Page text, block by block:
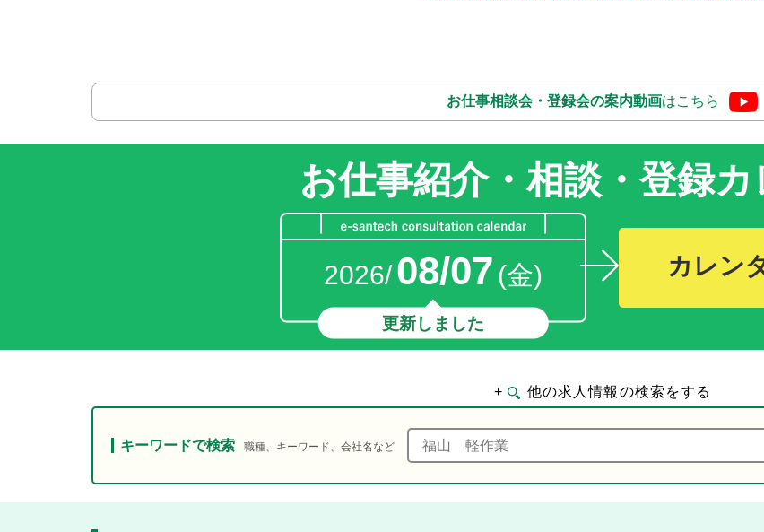
お仕事相談会・登録会の案内動画はこちら
お仕事紹介・相談・登録カ
2026/08/07 (金)
更新しました
カレン
+ 他の求人情報の検索をする
キーワードで検索 職種、キーワード、会社名など